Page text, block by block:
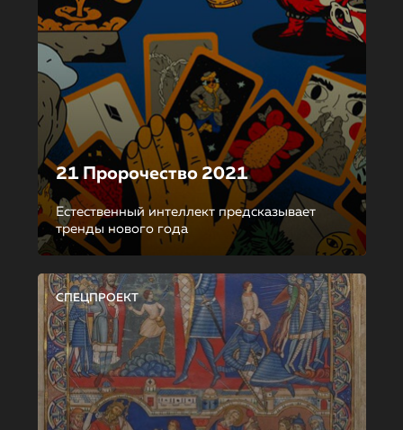
21 Пророчество 2021
Естественный интеллект предсказывает
тренды нового года
СПЕЦПРОЕКТ